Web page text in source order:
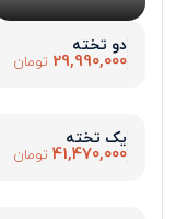
دو تخته
29,990,000 تومان
یک تخته
41,470,000 تومان